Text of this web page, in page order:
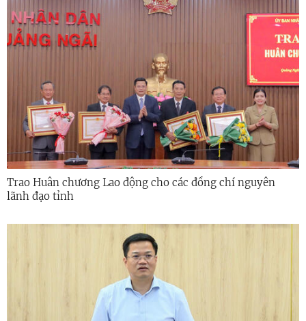
Trao Huân chương Lao động cho các đồng chí nguyên
lãnh đạo tỉnh